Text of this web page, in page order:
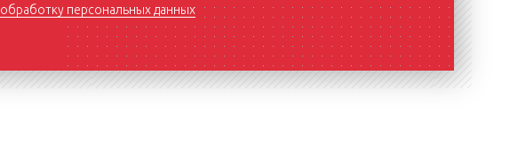
обработку персональных данных